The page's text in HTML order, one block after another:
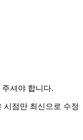
셔야 합니다.
시점만 최신으로 수정